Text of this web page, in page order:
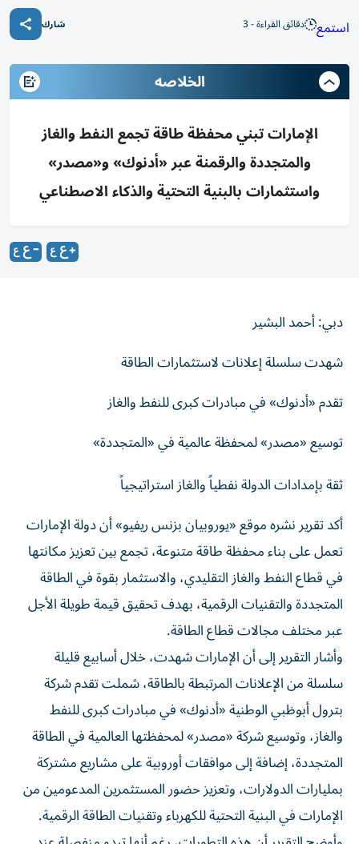
استمع دقائق القراءة - 3 شارك
الخلاصه
الإمارات تبني محفظة طاقة تجمع النفط والغاز
والمتجددة والرقمنة عبر «أدنوك» و«مصدر»
واستثمارات بالبنية التحتية والذكاء الاصطناعي
دبي: أحمد البشير
تقدم «أدنوك» في مبادرات كبرى للنفط والغاز
ثقة بإمدادات الدولة نفطياً والغاز استراتيجياً
تعمل على بناء محفظة طاقة متنوعة، تجمع بين تعزيز مكانتها
في قطاع النفط والغاز التقليدي، والاستثمار بقوة في الطاقة
المتجددة والتقنيات الرقمية، بهدف تحقيق قيمة طويلة الأجل
عبر مختلف مجالات قطاع الطاقة.
وأشار التقرير إلى أن الإمارات شهدت، خلال أسابيع قليلة
سلسلة من الإعلانات المرتبطة بالطاقة، شملت تقدم شركة
بترول أبوظبي الوطنية «أدنوك» في مبادرات كبرى للنفط
والغاز، وتوسيع شركة «مصدر» لمحفظتها العالمية في الطاقة
المتجددة، إضافة إلى موافقات أوروبية على مشاريع مشتركة
بمليارات الدولارات، وتعزيز حضور المستثمرين المدعومين من
الإمارات في البنية التحتية للكهرباء وتقنيات الطاقة الرقمية.
وأوضح التقرير أن هذه التطورات، رغم أنها تبدو منفصلة عند